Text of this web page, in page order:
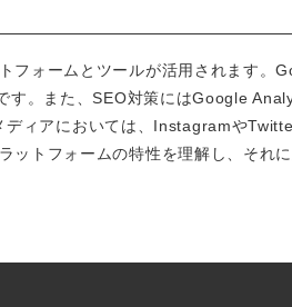
フォームとツールが活用されます。
。また、SEO対策にはGoogle
ィアにおいては、Instagramや
ットフォームの特性を理解し、それ